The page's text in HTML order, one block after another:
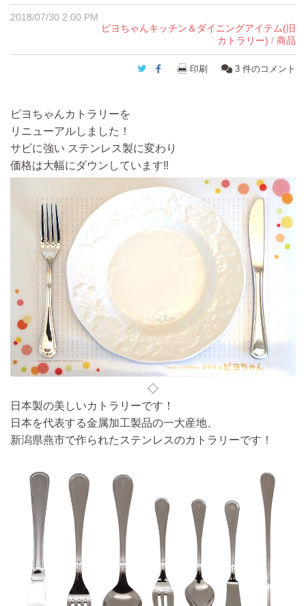
2018/07/30 2:00 PM
ピヨちゃんキッチン＆ダイニングアイテム(旧
カトラリー) / 商品
Twitter
Facebook
印刷 3 件のコメント
ピヨちゃんカトラリーを
リニューアルしました！
サビに強い ステンレス製に変わり
価格は大幅にダウンしています‼︎
◇
日本製の美しいカトラリーです！
日本を代表する金属加工製品の一大産地、
新潟県燕市で作られたステンレスのカトラリーです！